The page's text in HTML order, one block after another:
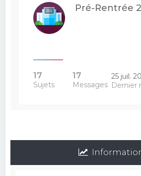
Pré-Rentrée
17
Sujets
17
Messages
25 juil.
Dernier